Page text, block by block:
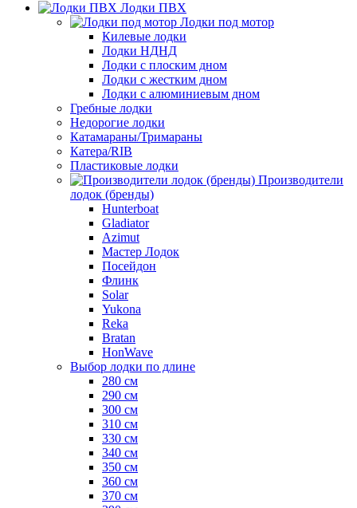
Лодки ПВХ
Лодки под мотор
Килевые лодки
Лодки НДНД
Лодки с плоским дном
Лодки с жестким дном
Лодки с алюминиевым дном
Гребные лодки
Недорогие лодки
Катамараны/Тримараны
Катера/RIB
Пластиковые лодки
Производители
лодок (бренды)
Hunterboat
Gladiator
Azimut
Мастер Лодок
Посейдон
Флинк
Solar
Yukona
Reka
Bratan
HonWave
Выбор лодки по длине
280 см
290 см
300 см
310 см
330 см
340 см
350 см
360 см
370 см